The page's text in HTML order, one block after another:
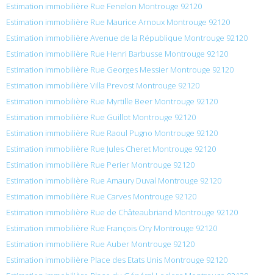
Estimation immobilière Rue Fenelon Montrouge 92120
Estimation immobilière Rue Maurice Arnoux Montrouge 92120
Estimation immobilière Avenue de la République Montrouge 92120
Estimation immobilière Rue Henri Barbusse Montrouge 92120
Estimation immobilière Rue Georges Messier Montrouge 92120
Estimation immobilière Villa Prevost Montrouge 92120
Estimation immobilière Rue Myrtille Beer Montrouge 92120
Estimation immobilière Rue Guillot Montrouge 92120
Estimation immobilière Rue Raoul Pugno Montrouge 92120
Estimation immobilière Rue Jules Cheret Montrouge 92120
Estimation immobilière Rue Perier Montrouge 92120
Estimation immobilière Rue Amaury Duval Montrouge 92120
Estimation immobilière Rue Carves Montrouge 92120
Estimation immobilière Rue de Châteaubriand Montrouge 92120
Estimation immobilière Rue François Ory Montrouge 92120
Estimation immobilière Rue Auber Montrouge 92120
Estimation immobilière Place des Etats Unis Montrouge 92120